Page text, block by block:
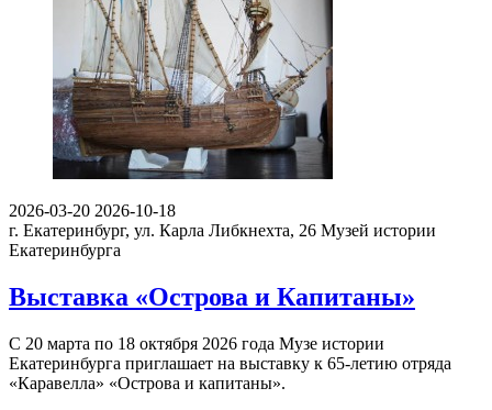
2026-03-20 2026-10-18
г. Екатеринбург, ул. Карла Либкнехта, 26 Музей истории
Екатеринбурга
Выставка «Острова и Капитаны»
С 20 марта по 18 октября 2026 года Музе истории
Екатеринбурга приглашает на выставку к 65-летию отряда
«Каравелла» «Острова и капитаны».